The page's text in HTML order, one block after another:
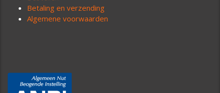
Betaling en verzending
Algemene voorwaarden